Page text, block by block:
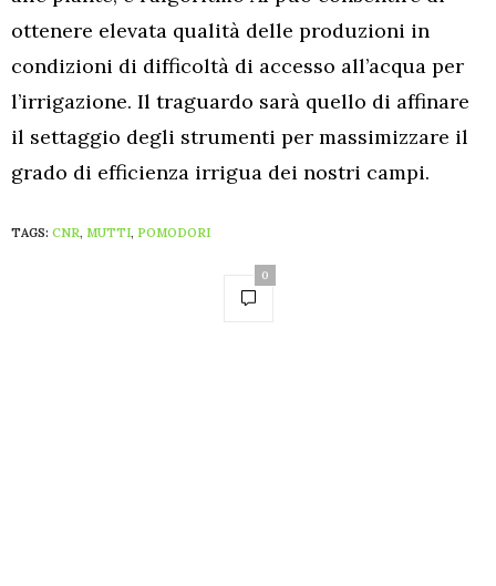
ottenere elevata qualità delle produzioni in
condizioni di difficoltà di accesso all’acqua per
l’irrigazione. Il traguardo sarà quello di affinare
il settaggio degli strumenti per massimizzare il
grado di efficienza irrigua dei nostri campi.
TAGS: CNR, MUTTI, POMODORI
0